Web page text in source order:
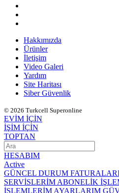
Hakkımızda
Ürünler
İletişim
Video Galeri
Yardım
Site Haritası
Siber Güvenlik
© 2026 Turkcell Superonline
EVİM İÇİN
İŞİM İÇİN
TOPTAN
HESABIM
Active
GÜNCEL DURUM
SERVİSLERİMABONELİK
İŞLEMLERİMAYARLARIM